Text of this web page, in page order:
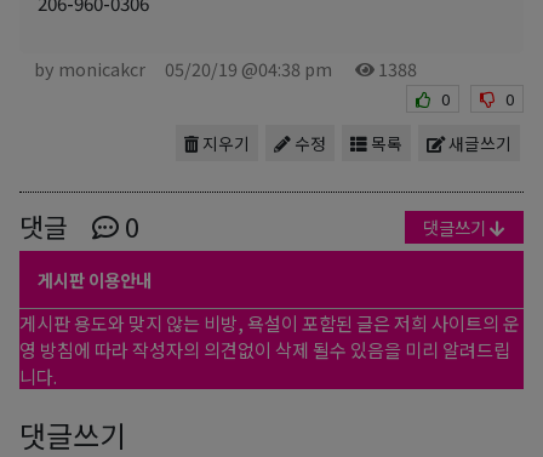
by monicakcr 05/20/19 @04:38 pm 1388
0 0
새글쓰기
목록
수정
지우기
댓글 0 댓글쓰기
게시판 이용안내
게시판 용도와 맞지 않는 비방, 욕설이 포함된 글은 저희 사이트의 운
영 방침에 따라 작성자의 의견없이 삭제 될수 있음을 미리 알려드립
니다.
댓글쓰기